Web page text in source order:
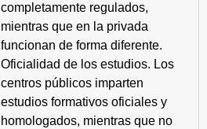
completamente regulados,
mientras que en la privada
funcionan de forma diferente.
Oficialidad de los estudios. Los
centros públicos imparten
estudios formativos oficiales y
homologados, mientras que no